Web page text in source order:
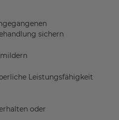
sichern
Leistungsfähigkeit
oder